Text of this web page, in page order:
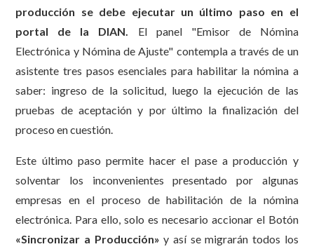
producción se debe ejecutar un último paso en el
portal de la DIAN.
El panel "Emisor de Nómina
Electrónica y Nómina de Ajuste" contempla a través de un
asistente tres pasos esenciales para habilitar la nómina a
saber: ingreso de la solicitud, luego la ejecución de las
pruebas de aceptación y por último la finalización del
proceso en cuestión.
Este último paso permite hacer el pase a producción y
solventar los inconvenientes presentado por algunas
empresas en el proceso de habilitación de la nómina
electrónica. Para ello, solo es necesario accionar el Botón
«Sincronizar a Producción» y así se migrarán todos los